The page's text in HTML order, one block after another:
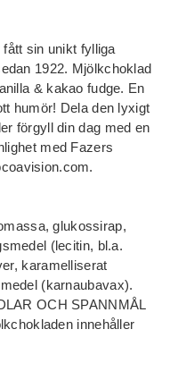
sin unikt fylliga
1922. Mjölkchoklad
& kakao fudge. En
humör! Dela den lyxigt
förgyll din dag med en
med Fazers
glukossirap,
(lecitin, bl.a.
karamelliserat
(karnaubavax).
OCH SPANNMÅL
innehåller